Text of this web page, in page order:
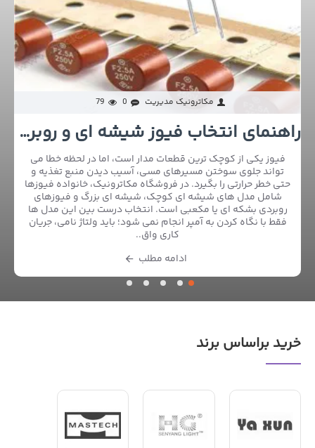
مکاترونیک مدیریت 0
79
راهنمای انتخاب فیوز شیشه ای و روبردی برای محافظت مدارهای الکترونیکی
فیوز یکی از کوچک ترین قطعات مدار است، اما در لحظه خطا می
تواند جلوی سوختن مسیرهای مسی، آسیب دیدن منبع تغذیه و
حتی خطر حرارتی را بگیرد. در فروشگاه مکاترونیک، خانواده فیوزها
شامل مدل های شیشه ای کوچک، شیشه ای بزرگ و فیوزهای
روبردی بشکه ای یا مکعبی است. انتخاب درست بین این مدل ها
فقط با نگاه کردن به آمپر انجام نمی شود؛ باید ولتاژ نامی، جریان
کاری واق..
ادامه مطلب
خرید براساس برند